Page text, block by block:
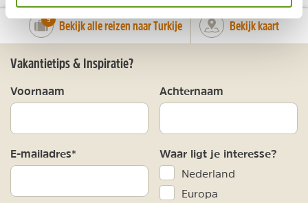
number_of_trips:
9 Bekijk alle reizen naar Turkije Bekijk kaart
Vakantietips & Inspiratie?
Voornaam Achternaam
E-mailadres* Waar ligt je interesse?
Nederland
Europa